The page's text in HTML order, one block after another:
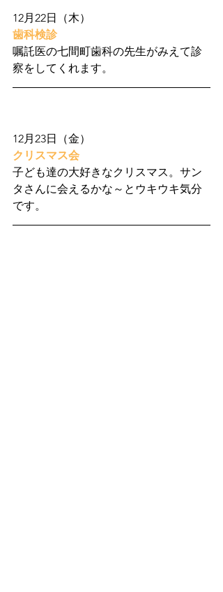
12月22日（木）
歯科検診
嘱託医の七間町歯科の先生がみえて診
察をしてくれます。
12月23日（金）
クリスマス会
子ども達の大好きなクリスマス。サン
タさんに会えるかな～とウキウキ気分
です。